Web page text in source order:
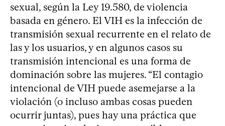
sexual, según la Ley 19.580, de violencia
basada en género. El VIH es la infección de
transmisión sexual recurrente en el relato de
las y los usuarios, y en algunos casos su
transmisión intencional es una forma de
dominación sobre las mujeres. “El contagio
intencional de VIH puede asemejarse a la
violación (o incluso ambas cosas pueden
ocurrir juntas), pues hay una práctica que